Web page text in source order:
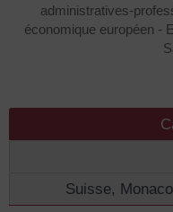
administratives-
économique européen -
Suisse,